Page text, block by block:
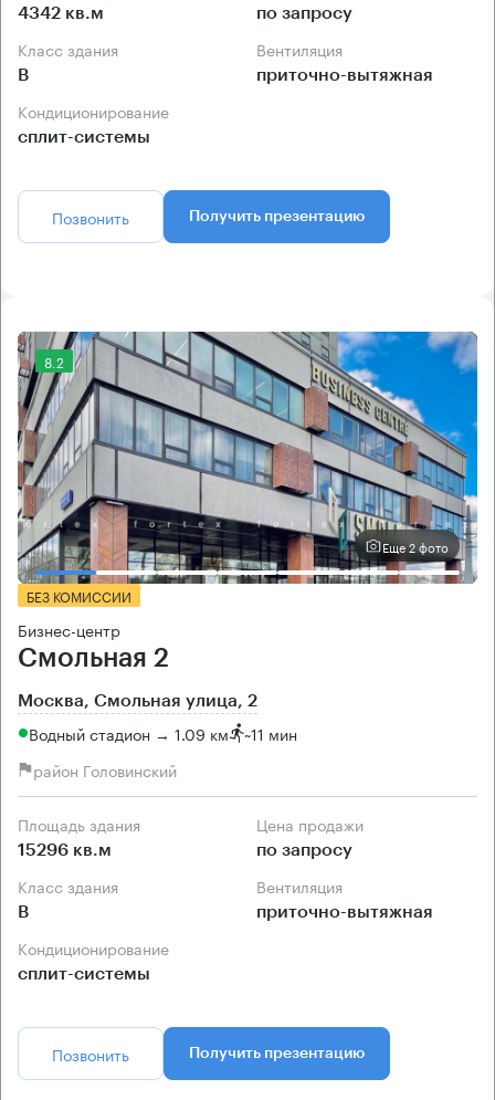
4342 кв.м по запросу
Класс здания
B
Вентиляция
приточно-вытяжная
Кондиционирование
сплит-системы
Позвонить Получить презентацию
8.2
Еще 2 фото
БЕЗ КОМИССИИ
Бизнес-центр
Смольная 2
Москва, Смольная улица, 2
Водный стадион → 1.09 км ~11 мин
район Головинский
Площадь здания
15296 кв.м
Цена продажи
по запросу
Класс здания
B
Вентиляция
приточно-вытяжная
Кондиционирование
сплит-системы
Позвонить Получить презентацию